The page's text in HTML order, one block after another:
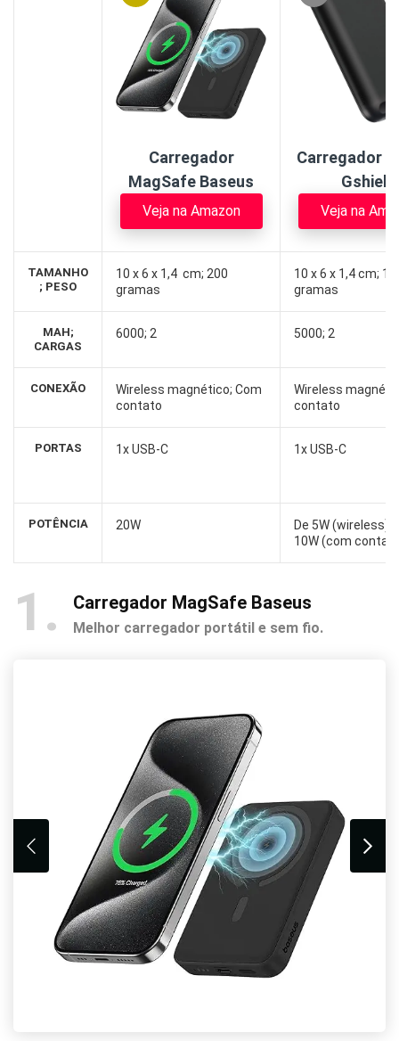
TAMANHO
; PESO
MAH;
CARGAS
CONEXÃO
PORTAS
POTÊNCIA
Carregador
MagSafe Baseus
Veja na Amazon
10 x 6 x 1,4 cm; 200
gramas
6000; 2
Wireless magnético; Com
contato
1x USB-C
20W
Carregador
Gshield
Veja na
10 x 6 x 1,4 cm;
gramas
5000; 2
Wireless
contato
1x USB-C
De 5W (wireless)
10W (com
1 Carregador MagSafe Baseus
Melhor carregador portátil e sem fio.